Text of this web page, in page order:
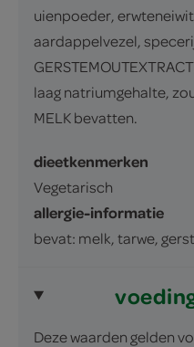
uienpoeder,
aardappelvezel,
laag natriumgehalte,
MELK bevatten.
dieetkenmerken
Vegetarisch
allergie-informatie
bevat: melk, tarwe,
Deze waarden gelden